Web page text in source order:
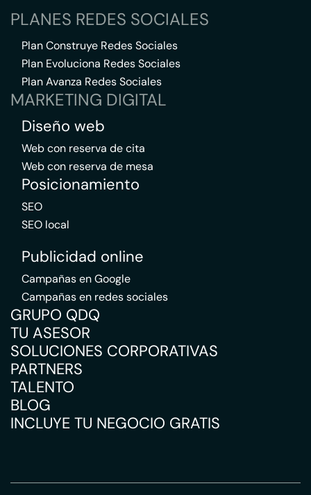
PLANES REDES SOCIALES
Plan Construye Redes Sociales
Plan Evoluciona Redes Sociales
Plan Avanza Redes Sociales
MARKETING DIGITAL
Diseño web
Web con reserva de cita
Web con reserva de mesa
Posicionamiento
SEO
SEO local
Publicidad online
Campañas en Google
Campañas en redes sociales
GRUPO QDQ
TU ASESOR
SOLUCIONES CORPORATIVAS
PARTNERS
TALENTO
BLOG
INCLUYE TU NEGOCIO GRATIS